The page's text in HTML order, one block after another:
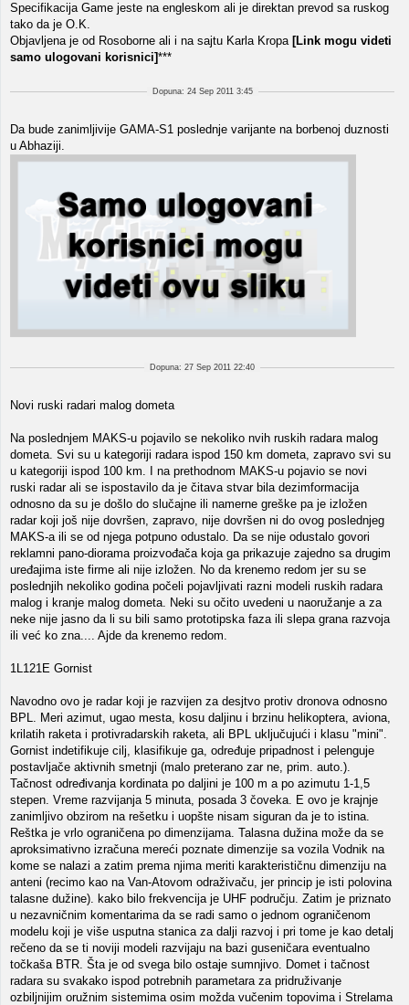
Specifikacija Game jeste na engleskom ali je direktan prevod sa ruskog
tako da je O.K.
Objavljena je od Rosoborne ali i na sajtu Karla Kropa [Link mogu videti
samo ulogovani korisnici]***
Dopuna: 24 Sep 2011 3:45
Da bude zanimljivije GAMA-S1 poslednje varijante na borbenoj duznosti
u Abhaziji.
Dopuna: 27 Sep 2011 22:40
Novi ruski radari malog dometa
Na poslednjem MAKS-u pojavilo se nekoliko nvih ruskih radara malog
dometa. Svi su u kategoriji radara ispod 150 km dometa, zapravo svi su
u kategoriji ispod 100 km. I na prethodnom MAKS-u pojavio se novi
ruski radar ali se ispostavilo da je čitava stvar bila dezimformacija
odnosno da su je došlo do slučajne ili namerne greške pa je izložen
radar koji još nije dovršen, zapravo, nije dovršen ni do ovog poslednjeg
MAKS-a ili se od njega potpuno odustalo. Da se nije odustalo govori
reklamni pano-diorama proizvođača koja ga prikazuje zajedno sa drugim
uređajima iste firme ali nije izložen. No da krenemo redom jer su se
poslednjih nekoliko godina počeli pojavljivati razni modeli ruskih radara
malog i kranje malog dometa. Neki su očito uvedeni u naoružanje a za
neke nije jasno da li su bili samo prototipska faza ili slepa grana razvoja
ili već ko zna.... Ajde da krenemo redom.
1L121E Gornist
Navodno ovo je radar koji je razvijen za desjtvo protiv dronova odnosno
BPL. Meri azimut, ugao mesta, kosu daljinu i brzinu helikoptera, aviona,
krilatih raketa i protivradarskih raketa, ali BPL uključujući i klasu "mini".
Gornist indetifikuje cilj, klasifikuje ga, određuje pripadnost i pelenguje
postavljače aktivnih smetnji (malo preterano zar ne, prim. auto.).
Tačnost određivanja kordinata po daljini je 100 m a po azimutu 1-1,5
stepen. Vreme razvijanja 5 minuta, posada 3 čoveka. E ovo je krajnje
zanimljivo obzirom na rešetku i uopšte nisam siguran da je to istina.
Reštka je vrlo ograničena po dimenzijama. Talasna dužina može da se
aproksimativno izračuna mereći poznate dimenzije sa vozila Vodnik na
kome se nalazi a zatim prema njima meriti karakterističnu dimenziju na
anteni (recimo kao na Van-Atovom odraživaču, jer princip je isti polovina
talasne dužine). kako bilo frekvencija je UHF području. Zatim je priznato
u nezavničnim komentarima da se radi samo o jednom ograničenom
modelu koji je više usputna stanica za dalji razvoj i pri tome je kao detalj
rečeno da se ti noviji modeli razvijaju na bazi guseničara eventualno
točkaša BTR. Šta je od svega bilo ostaje sumnjivo. Domet i tačnost
radara su svakako ispod potrebnih parametara za pridruživanje
ozbiljnijim oružnim sistemima osim možda vučenim topovima i Strelama